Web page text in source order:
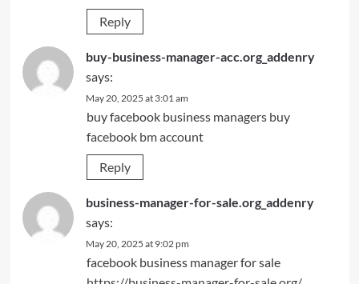
Reply
buy-business-manager-acc.org_addenry
says:
May 20, 2025 at 3:01 am
buy facebook business managers buy
facebook bm account
Reply
business-manager-for-sale.org_addenry
says:
May 20, 2025 at 9:02 pm
facebook business manager for sale